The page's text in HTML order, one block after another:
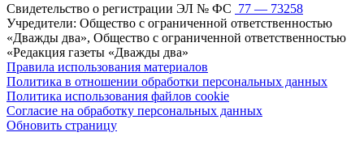
Свидетельство о регистрации ЭЛ № ФС 77 — 73258
Учредители: Общество с ограниченной ответственностью
«Дважды два», Общество с ограниченной ответственностью
«Редакция газеты «Дважды два»
Правила использования материалов
Политика в отношении обработки персональных данных
Политика использования файлов cookie
Согласие на обработку персональных данных
Обновить страницу